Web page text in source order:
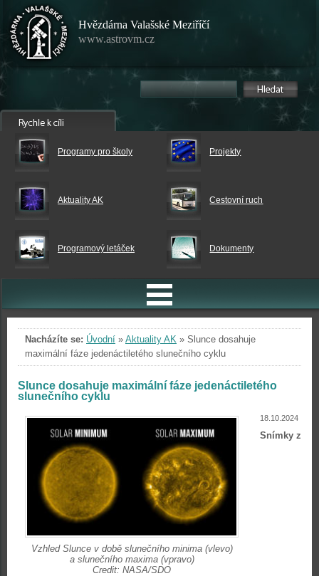
Hvězdárna Valašské Meziříčí
www.astrovm.cz
Programy pro školy Projekty
Aktuality AK Cestovní ruch
Programový letáček Dokumenty
Nacházíte se: Úvodní » Aktuality AK » Slunce dosahuje
maximální fáze jedenáctiletého slunečního cyklu
Slunce dosahuje maximální fáze jedenáctiletého
slunečního cyklu
18.10.2024
Vzhled Slunce v době slunečního minima (vlevo)
a slunečního maxima (vpravo)
Credit: NASA/SDO
Snímky z